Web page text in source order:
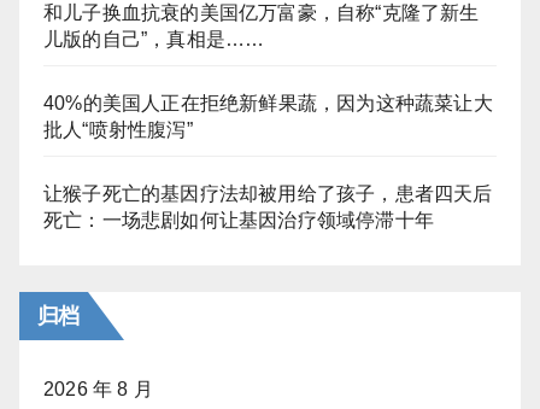
和儿子换血抗衰的美国亿万富豪，自称“克隆了新生
儿版的自己”，真相是……
40%的美国人正在拒绝新鲜果蔬，因为这种蔬菜让大
批人“喷射性腹泻”
让猴子死亡的基因疗法却被用给了孩子，患者四天后
死亡：一场悲剧如何让基因治疗领域停滞十年
归档
2026 年 8 月